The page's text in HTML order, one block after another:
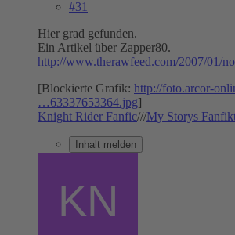
#31
Hier grad gefunden.
Ein Artikel über Zapper80.
http://www.therawfeed.com/2007/01/
[Blockierte Grafik: http://foto.arcor-
…63337653364.jpg]
Knight Rider Fanfic///My Storys
Inhalt melden